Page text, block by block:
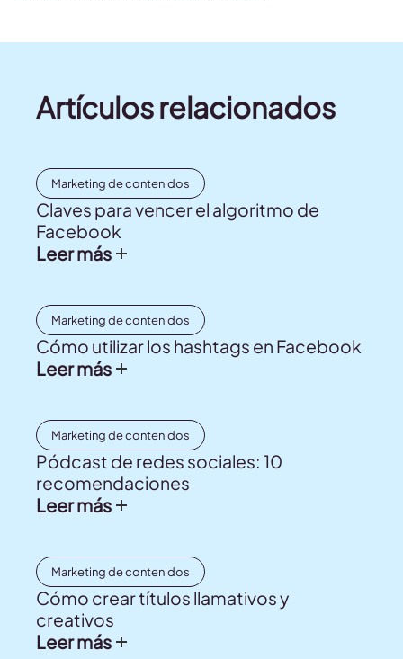
Artículos relacionados
Marketing de contenidos
Claves para vencer el algoritmo de
Facebook
Leer más
Marketing de contenidos
Cómo utilizar los hashtags en Facebook
Leer más
Marketing de contenidos
Pódcast de redes sociales: 10
recomendaciones
Leer más
Marketing de contenidos
Cómo crear títulos llamativos y
creativos
Leer más